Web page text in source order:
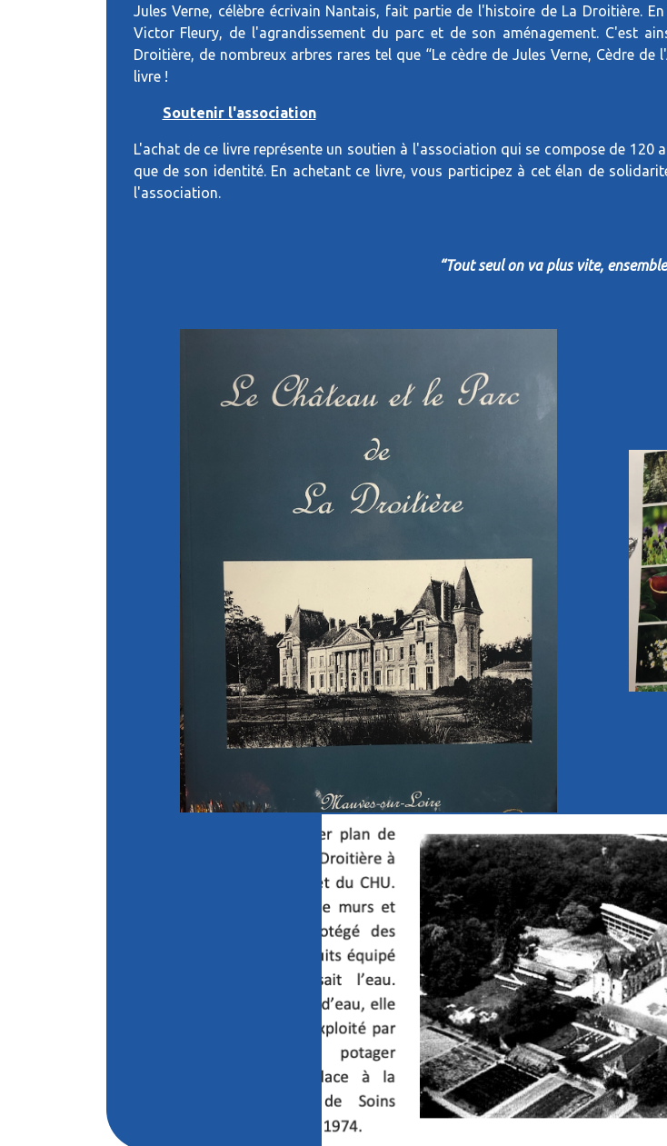
Jules Verne, célèbre écrivain Nantais, fait partie de l'histoire de La Droitière.
Victor Fleury, de l'agrandissement du parc et de son aménagement. C'est
Droitière, de nombreux arbres rares tel que “Le cèdre de Jules Verne, Cèdre
livre !
Soutenir l'association
L'achat de ce livre représente un soutien à l'association qui se compose de 120
que de son identité. En achetant ce livre, vous participez à cet élan de
l'association.
“Tout seul on va plus vite,